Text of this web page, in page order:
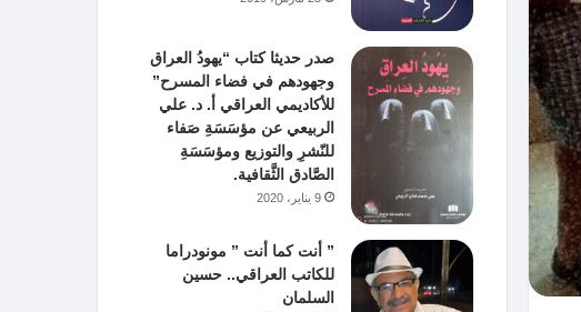
صدر حديثا كتاب “يهودُ العراق
وجهودهم في فضاء المسرح”
للأكاديمي العراقي أ. د. علي
الربيعي عن مؤسَسَةِ صَفاء
للنّشرِ والتوزيع ومؤسَسَةِ
الصَّادق الثَّقافية.
9 يناير، 2020
” أنت كما أنت ” مونودراما
للكاتب العراقي.. حسين
السلمان